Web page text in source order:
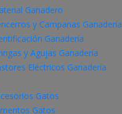
Ganadero
y Campanas Ganadería
Ganadería
y Agujas Ganadería
Eléctricos Ganadería
Gatos
Gatos